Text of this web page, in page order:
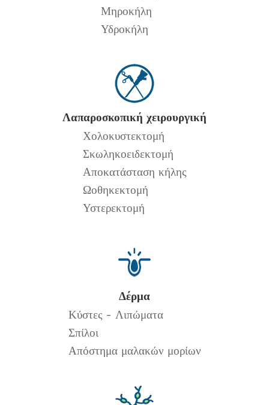
Μηροκήλη
Υδροκήλη
Λαπαροσκοπική χειρουργική
Χολοκυστεκτομή
Σκωληκοειδεκτομή
Αποκατάσταση κήλης
Ωοθηκεκτομή
Υστερεκτομή
Δέρμα
Κύστες - Λιπώματα
Σπίλοι
Απόστημα μαλακών μορίων